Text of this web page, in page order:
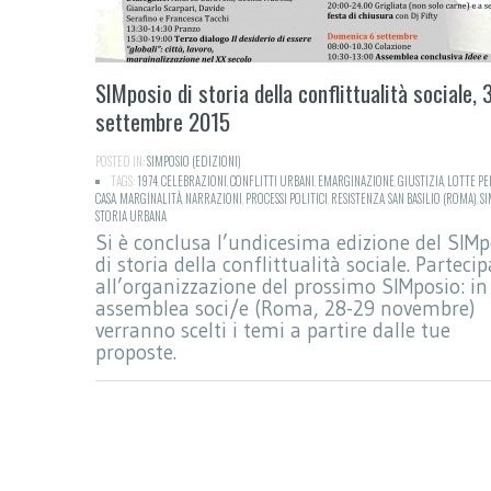
SIMposio di storia della conflittualità sociale,
settembre 2015
POSTED IN:SIMPOSIO (EDIZIONI)
TAGS:1974CELEBRAZIONI CONFLITTI URBANI EMARGINAZIONEGIUSTIZIA LOTTE
CASA MARGINALITÀ NARRAZIONI PROCESSI POLITICI RESISTENZASAN BASILIO (ROMA)
STORIA URBANA
Si è conclusa l’undicesima edizione del
di storia della conflittualità sociale.
all’organizzazione del prossimo SIMposio: in
assemblea soci/e (Roma, 28-29 novembre)
verranno scelti i temi a partire dalle tue
proposte.